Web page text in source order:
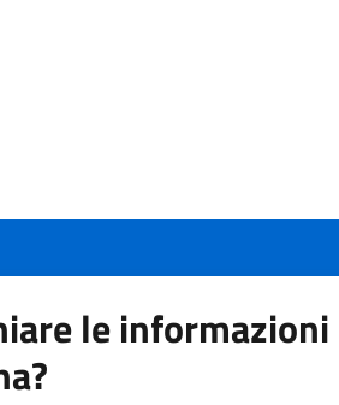
le informazioni